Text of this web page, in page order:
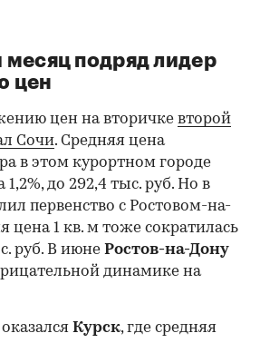
месяц подряд лидер
цен
цен на вторичке второй
Сочи. Средняя цена
в этом курортном городе
1,2%, до 292,4 тыс. руб. Но в
первенство с Ростовом-на-
цена 1 кв. м тоже сократилась
руб. В июне Ростов-на-Дону
динамике на
Курск, где средняя